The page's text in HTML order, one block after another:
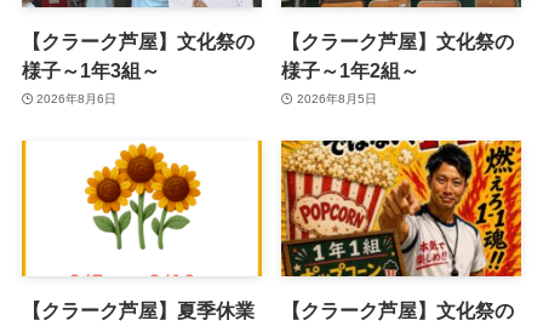
【クラーク芦屋】文化祭の
様子～1年3組～
2026年8月6日
【クラーク芦屋】文化祭の
様子～1年2組～
2026年8月5日
【クラーク芦屋】夏季休業
【クラーク芦屋】文化祭の